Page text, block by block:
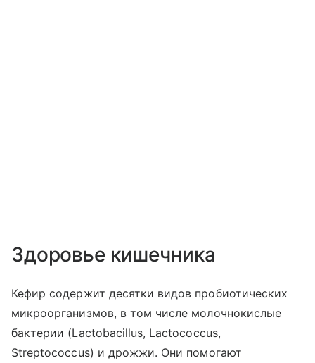
Здоровье кишечника
Кефир содержит десятки видов пробиотических
микроорганизмов, в том числе молочнокислые
бактерии (Lactobacillus, Lactococcus,
Streptococcus) и дрожжи. Они помогают